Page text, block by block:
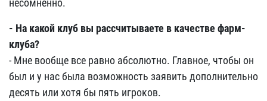
несомненно.
- На какой клуб вы рассчитываете в качестве фарм-
клуба?
- Мне вообще все равно абсолютно. Главное, чтобы он
был и у нас была возможность заявить дополнительно
десять или хотя бы пять игроков.